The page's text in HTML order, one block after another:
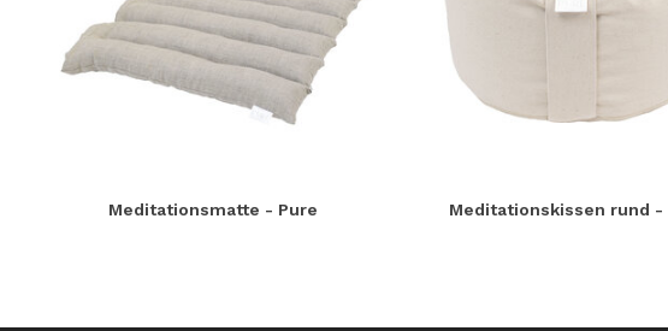
Meditationsmatte - Pure Meditationskissen rund -